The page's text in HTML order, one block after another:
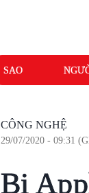
SAO
CÔNG NGHỆ
29/07/2020 - 09:31
Bị